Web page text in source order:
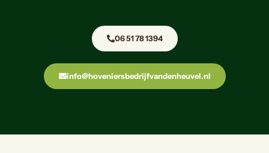
06 51 78 1394
info@hoveniersbedrijfvandenheuvel.nl